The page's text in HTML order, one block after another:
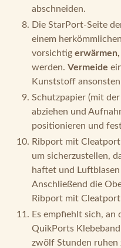
abschneiden.
Die StarPort-Seite
einem
vorsichtig erwärmen,
werden. Vermeide
Kunststoff
Schutzpapier (mit
abziehen und
positionieren und
Ribport mit
um sicherzustellen,
haftet und
Anschließend die
Ribport mit
Es empfiehlt sich, an
QuikPorts
zwölf Stunden ruhen